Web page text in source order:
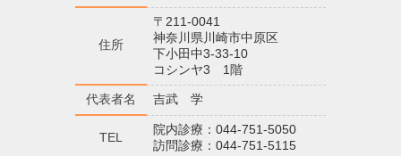
住所
〒211-0041
神奈川県川崎市中原区
下小田中3-33-10
コシンヤ3 1階
代表者名 吉武 学
TEL
院内診療：044-751-5050
訪問診療：044-751-5115